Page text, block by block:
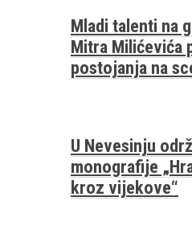
Mladi talenti na
Mitra Milićevića
postojanja na
U Nevesinju
monografije
kroz vijekove“